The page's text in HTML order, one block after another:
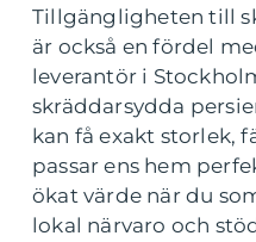
Tillgängligheten till
är också en fördel
leverantör i
skräddarsydda
kan få exakt storlek,
passar ens hem
ökat värde när du
lokal närvaro och